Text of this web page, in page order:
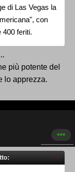
di Las Vegas la
con
400 feriti.
più potente del
lo apprezza.